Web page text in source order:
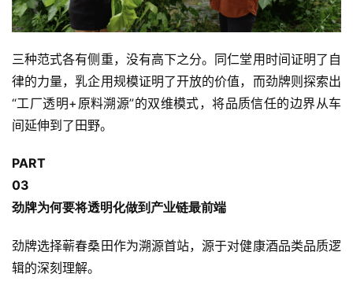
三种范式各有侧重，没有高下之分。同仁堂用时间证明了自
律的力量，乳企用规模证明了开放的价值，而劲牌则探索出
“工厂透明+原料溯源”的双维模式，将品质信任的边界从车
间延伸到了田野。
PART
03
劲牌为何要将透明化做到产业链最前端
劲牌选择蕲春桑田作为溯源首站，源于对健康酒品类品质逻
辑的深刻理解。